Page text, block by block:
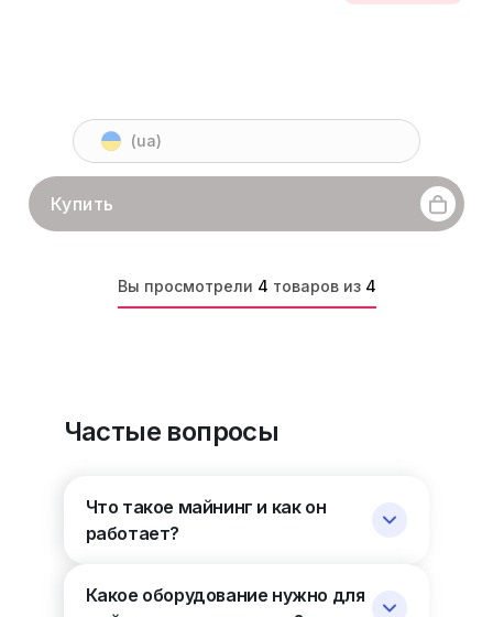
(ua)
Купить
Вы просмотрели 4 товаров из 4
Частые вопросы
Что такое майнинг и как он
работает?
Какое оборудование нужно для